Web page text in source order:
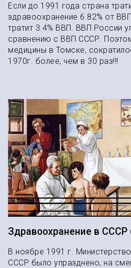
Если до 1991 года страна
здравоохранение 6.82% от
тратит 3.4% ВВП. ВВП России
сравнению с ВВП СССР.
медицины в Томске,
1970г. более, чем в 30 раз!!!
Здравоохранение в
В ноябре 1991 г.
СССР было упразднено, на